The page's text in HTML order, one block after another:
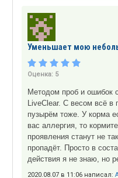
Уменьшает мою
Оценка: 5
Методом проб и ошибок
LiveClear. С весом всё в
пузырём тоже. У корма
вас аллергия, то
проявления станут не
пропадёт. Просто в
действия я не знаю, но
2020.08.07 в 11:06 написал: